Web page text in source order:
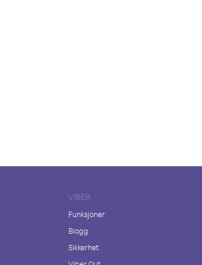
VIBER
Funksjoner
Blogg
Sikkerhet